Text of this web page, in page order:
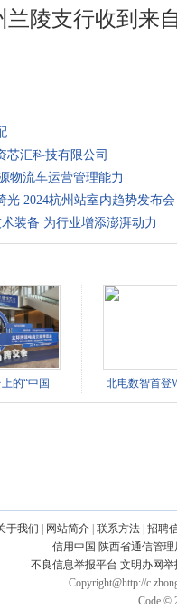
兰陵支行收到来
芯汇科技有限公司
物流车运营管理能力
2024杭州站室内趋势发布会
装备 为行业增添澎湃动力
的“中国 北电数智首登
于我们 网站简介 联系方法 招聘
信用中国 陕西省通信管理
不良信息举报平台 文明办网
Copyright@http://
Code ©